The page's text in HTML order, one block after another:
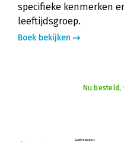
specifieke kenmerken
leeftijdsgroep.
Boek bekijken
Nu